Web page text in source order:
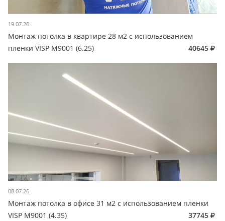
19.07.26
Монтаж потолка в квартире 28 м2 с использованием
пленки VISP M9001 (6.25)
40645
08.07.26
Монтаж потолка в офисе 31 м2 с использованием пленки
VISP M9001 (4.35)
37745